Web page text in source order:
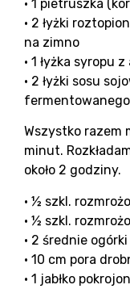
• 1 pietruszka
• 2 łyżki
na zimno
• 1 łyżka syropu
• 2 łyżki sosu
fermentowanego
Wszystko razem
minut.
około 2 godziny.
• ½ szkl.
• ½ szkl.
• 2 średnie
• 10 cm pora
• 1 jabłko